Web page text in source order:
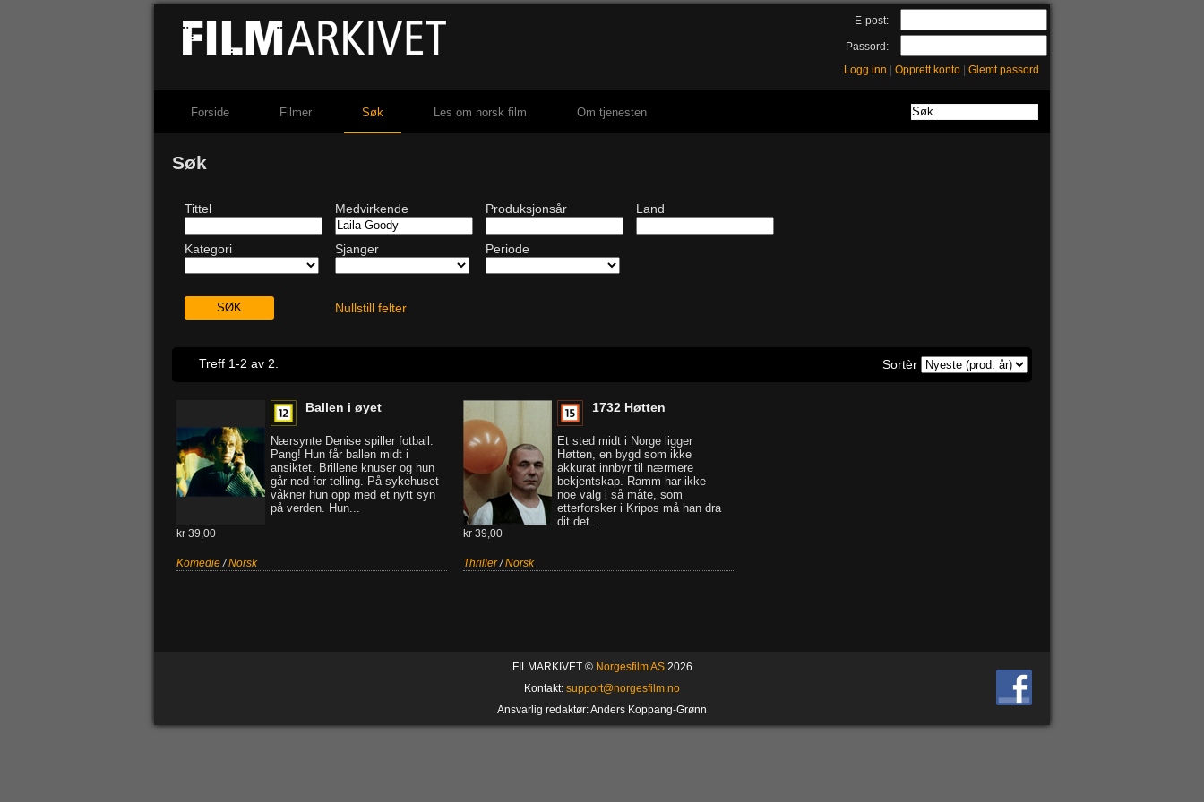
E-post:
Passord:
Logg inn
Opprett konto Glemt passord
Forside Filmer Søk Les om norsk film Om tjenesten
Søk
Tittel Medvirkende Produksjonsår Land
Kategori Sjanger Periode
Nullstill felter
Treff 1-2 av 2. Sortèr
Ballen i øyet
Nærsynte Denise spiller fotball.
Pang! Hun får ballen midt i
ansiktet. Brillene knuser og hun
går ned for telling. På sykehuset
våkner hun opp med et nytt syn
på verden. Hun...
kr 39,00
Komedie/Norsk
1732 Høtten
Et sted midt i Norge ligger
Høtten, en bygd som ikke
akkurat innbyr til nærmere
bekjentskap. Ramm har ikke
noe valg i så måte, som
etterforsker i Kripos må han dra
dit det...
kr 39,00
Thriller/Norsk
FILMARKIVET © Norgesfilm AS2026
Kontakt: support@norgesfilm.no
Ansvarlig redaktør: Anders Koppang-Grønn